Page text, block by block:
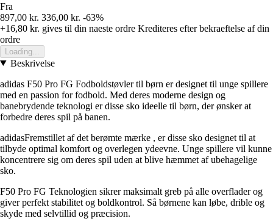
Fra
897,00 kr. 336,00 kr. -63%
+16,80 kr. gives til din naeste ordre Krediteres efter bekraeftelse af din
ordre
Loading...
Beskrivelse
adidas F50 Pro FG Fodboldstøvler til børn er designet til unge spillere
med en passion for fodbold. Med deres moderne design og
banebrydende teknologi er disse sko ideelle til børn, der ønsker at
forbedre deres spil på banen.
adidasFremstillet af det berømte mærke , er disse sko designet til at
tilbyde optimal komfort og overlegen ydeevne. Unge spillere vil kunne
koncentrere sig om deres spil uden at blive hæmmet af ubehagelige
sko.
F50 Pro FG Teknologien sikrer maksimalt greb på alle overflader og
giver perfekt stabilitet og boldkontrol. Så børnene kan løbe, drible og
skyde med selvtillid og præcision.